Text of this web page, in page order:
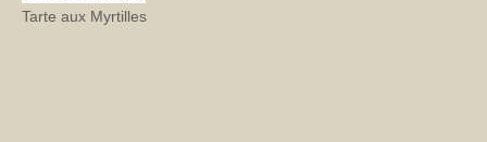
Tarte aux Myrtilles